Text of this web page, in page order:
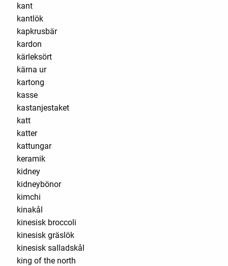
kant
kantlök
kapkrusbär
kardon
kärleksört
kärna ur
kartong
kasse
kastanjestaket
katt
katter
kattungar
keramik
kidney
kidneybönor
kimchi
kinakål
kinesisk broccoli
kinesisk gräslök
kinesisk salladskål
king of the north